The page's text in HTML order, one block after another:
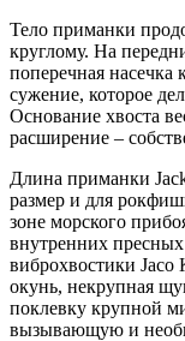
Тело приманки
круглому. На
поперечная насечка
сужение, которое
Основание хвоста
расширение –
Длина приманки
размер и для
зоне морского
внутренних
виброхвостики
окунь, некрупная
поклевку крупной
вызывающую и